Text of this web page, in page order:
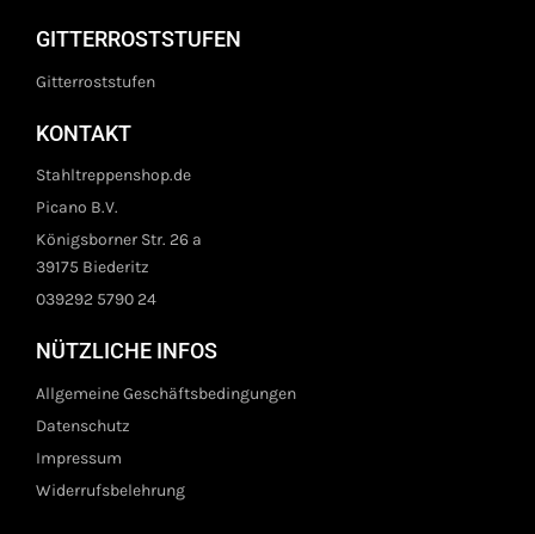
GITTERROSTSTUFEN
Gitterroststufen
KONTAKT
Stahltreppenshop.de
Picano B.V.
Königsborner Str. 26 a
39175 Biederitz
039292 5790 24
NÜTZLICHE INFOS
Allgemeine Geschäftsbedingungen
Datenschutz
Impressum
Widerrufsbelehrung